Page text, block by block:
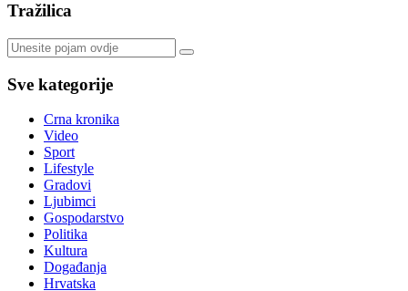
Tražilica
Sve kategorije
Crna kronika
Video
Sport
Lifestyle
Gradovi
Ljubimci
Gospodarstvo
Politika
Kultura
Događanja
Hrvatska